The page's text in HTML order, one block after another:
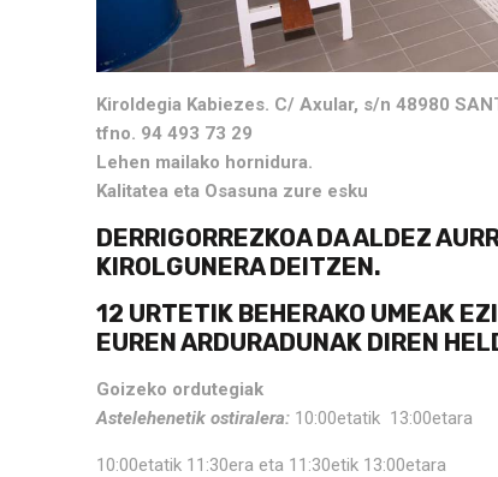
Kiroldegia Kabiezes. C/ Axular, s/n 48980
tfno. 94 493 73 29
Lehen mailako hornidura.
Kalitatea eta Osasuna zure esku
DERRIGORREZKOA DA ALDEZ
KIROLGUNERA DEITZEN.
12 URTETIK BEHERAKO UMEAK
EUREN ARDURADUNAK DIREN
Goizeko ordutegiak
Astelehenetik ostiralera: 10:00etatik 13:00etara
10:00etatik 11:30era eta 11:30etik 13:00etara